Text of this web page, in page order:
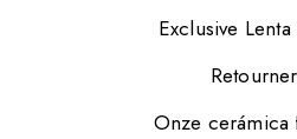
Exclusive
Onze cerámica